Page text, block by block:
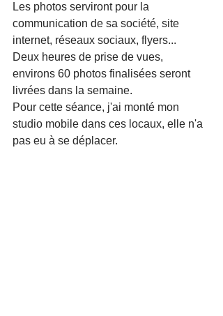
Les photos serviront pour la
communication de sa société, site
internet, réseaux sociaux, flyers...
Deux heures de prise de vues,
environs 60 photos finalisées seront
livrées dans la semaine.
Pour cette séance, j'ai monté mon
studio mobile dans ces locaux, elle n'a
pas eu à se déplacer.